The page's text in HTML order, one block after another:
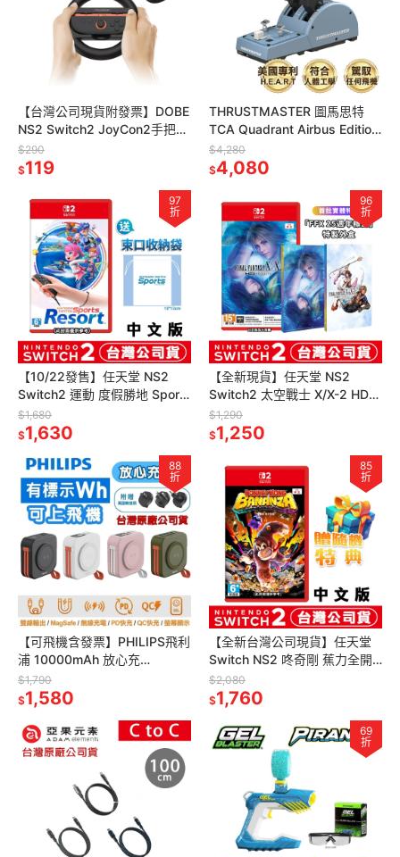
【台灣公司現貨附發票】DOBE
NS2 Switch2 JoyCon2手把專
用 方向盤 2入組 (TNS-3196)
$290
$119
THRUSTMASTER 圖馬思特
TCA Quadrant Airbus Edition
空中巴士 節流閥/油門
$4,280
$4,080
97
折
【10/22發售】任天堂 NS2
Switch2 運動 度假勝地 Sports
Resort-中文版 [夢遊館]
$1,680
$1,630
96
折
【全新現貨】任天堂 NS2
Switch2 太空戰士 X/X-2 HD
Remaster-中文版(鑰匙卡)[夢
遊館]
$1,290
$1,250
88
折
【可飛機含發票】PHILIPS飛利
浦 10000mAh 放心充
FunCube 十合一自帶線 行動電
源 DLP4347C
$1,790
$1,580
85
折
【全新台灣公司現貨】任天堂
Switch NS2 咚奇剛 蕉力全開-
中文版[夢遊館]
$2,080
$1,760
69
折